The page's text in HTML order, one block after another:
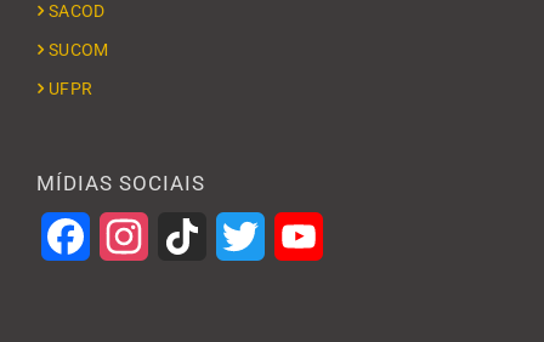
SACOD
SUCOM
UFPR
MÍDIAS SOCIAIS
FacebookInstagramTikTok Twitter